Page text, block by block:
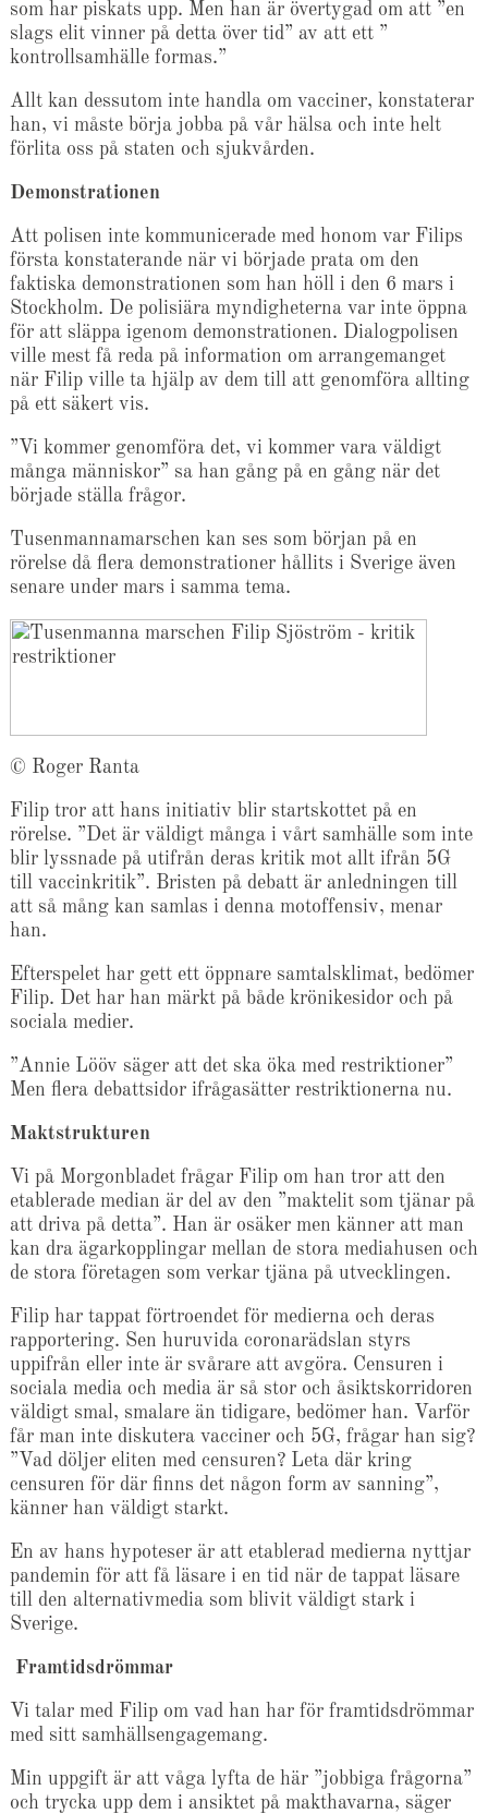
som har piskats upp. Men han är övertygad om att ”en
slags elit vinner på detta över tid” av att ett ”
kontrollsamhälle formas.”
Allt kan dessutom inte handla om vacciner, konstaterar
han, vi måste börja jobba på vår hälsa och inte helt
förlita oss på staten och sjukvården.
Demonstrationen
Att polisen inte kommunicerade med honom var Filips
första konstaterande när vi började prata om den
faktiska demonstrationen som han höll i den 6 mars i
Stockholm. De polisiära myndigheterna var inte öppna
för att släppa igenom demonstrationen. Dialogpolisen
ville mest få reda på information om arrangemanget
när Filip ville ta hjälp av dem till att genomföra allting
på ett säkert vis.
”Vi kommer genomföra det, vi kommer vara väldigt
många människor” sa han gång på en gång när det
började ställa frågor.
Tusenmannamarschen kan ses som början på en
rörelse då flera demonstrationer hållits i Sverige även
senare under mars i samma tema.
© Roger Ranta
Filip tror att hans initiativ blir startskottet på en
rörelse. ”Det är väldigt många i vårt samhälle som inte
blir lyssnade på utifrån deras kritik mot allt ifrån 5G
till vaccinkritik”. Bristen på debatt är anledningen till
att så mång kan samlas i denna motoffensiv, menar
han.
Efterspelet har gett ett öppnare samtalsklimat, bedömer
Filip. Det har han märkt på både krönikesidor och på
sociala medier.
”Annie Lööv säger att det ska öka med restriktioner”
Men flera debattsidor ifrågasätter restriktionerna nu.
Maktstrukturen
Vi på Morgonbladet frågar Filip om han tror att den
etablerade median är del av den ”maktelit som tjänar på
att driva på detta”. Han är osäker men känner att man
kan dra ägarkopplingar mellan de stora mediahusen och
de stora företagen som verkar tjäna på utvecklingen.
Filip har tappat förtroendet för medierna och deras
rapportering. Sen huruvida coronarädslan styrs
uppifrån eller inte är svårare att avgöra. Censuren i
sociala media och media är så stor och åsiktskorridoren
väldigt smal, smalare än tidigare, bedömer han. Varför
får man inte diskutera vacciner och 5G, frågar han sig?
”Vad döljer eliten med censuren? Leta där kring
censuren för där finns det någon form av sanning”,
känner han väldigt starkt.
En av hans hypoteser är att etablerad medierna nyttjar
pandemin för att få läsare i en tid när de tappat läsare
till den alternativmedia som blivit väldigt stark i
Sverige.
Framtidsdrömmar
Vi talar med Filip om vad han har för framtidsdrömmar
med sitt samhällsengagemang.
Min uppgift är att våga lyfta de här ”jobbiga frågorna”
och trycka upp dem i ansiktet på makthavarna, säger